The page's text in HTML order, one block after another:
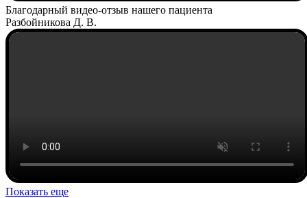
Благодарный видео-отзыв нашего пациента
Разбойникова Д. В.
Показать еще